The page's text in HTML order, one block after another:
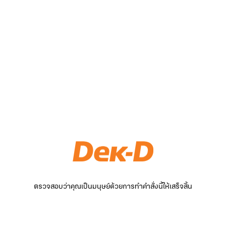
ตรวจสอบว่าคุณเป็นมนุษย์ด้วยการทำคำสั่งนี้ให้เสร็จสิ้น